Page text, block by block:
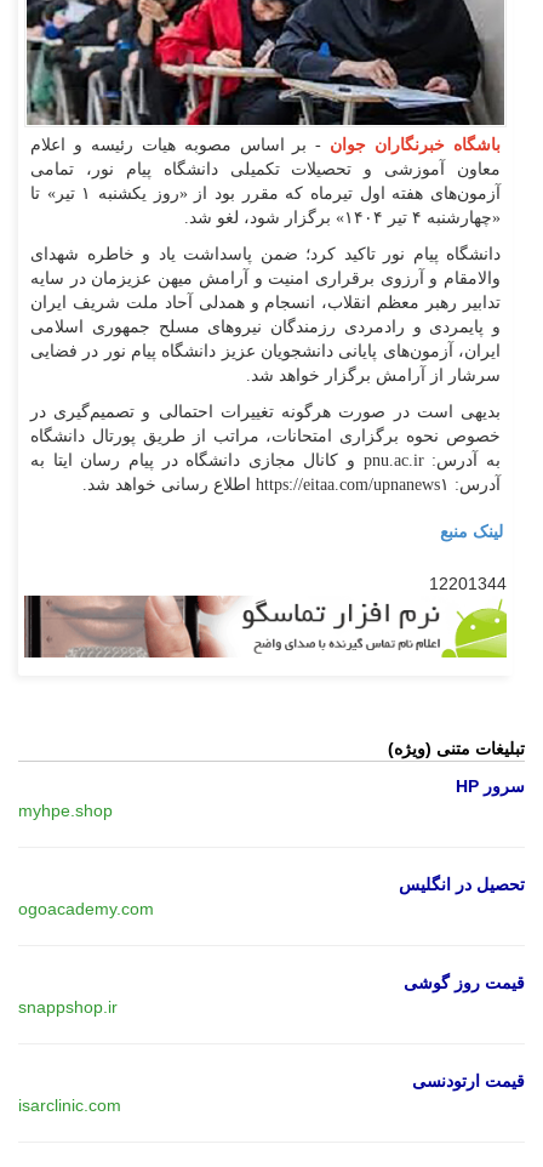
باشگاه خبرنگاران جوان - بر اساس مصوبه هیات رئیسه و اعلام
معاون آموزشی و تحصیلات تکمیلی دانشگاه پیام نور، تمامی
آزمون‌های هفته اول تیرماه که مقرر بود از «روز یکشنبه ۱ تیر» تا
«چهارشنبه ۴ تیر ۱۴۰۴» برگزار شود، لغو شد.
دانشگاه پیام نور تاکید کرد؛ ضمن پاسداشت یاد و خاطره شهدای
والامقام و آرزوی برقراری امنیت و آرامش میهن عزیزمان در سایه
تدابیر رهبر معظم انقلاب، انسجام و همدلی آحاد ملت شریف ایران
و پایمردی و رادمردی رزمندگان نیرو‌های مسلح جمهوری اسلامی
ایران، آزمون‌های پایانی دانشجویان عزیز دانشگاه پیام نور در فضایی
سرشار از آرامش برگزار خواهد شد.
بدیهی است در صورت هرگونه تغییرات احتمالی و تصمیم‌گیری در
خصوص نحوه برگزاری امتحانات، مراتب از طریق پورتال دانشگاه
به آدرس: pnu.ac.ir و کانال مجازی دانشگاه در پیام رسان ایتا به
آدرس: https://eitaa.com/upnanews۱ اطلاع رسانی خواهد شد.
لینک منبع
12201344
تبلیغات متنی (ویژه)
سرور HP
myhpe.shop
تحصیل در انگلیس
ogoacademy.com
قیمت روز گوشی
snappshop.ir
قیمت ارتودنسی
isarclinic.com